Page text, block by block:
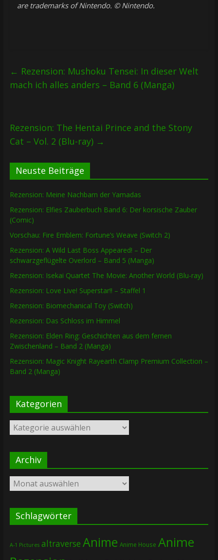
are trademarks of Nintendo. © Nintendo.
← Rezension: Mushoku Tensei: In dieser Welt
mach ich alles anders – Band 6 (Manga)
Rezension: The Hentai Prince and the Stony
Cat – Vol. 2 (Blu-ray) →
Neuste Beiträge
Rezension: Meine Nachbarn der Yamadas
Rezension: Elfies Zauberbuch Band 6: Der korsische Zauber
(Comic)
Vorschau: Fire Emblem: Fortune’s Weave (Switch 2)
Rezension: A Wild Last Boss Appeared! – Der
schwarzgeflügelte Overlord – Band 5 (Manga)
Rezension: Isekai Quartet The Movie: Another World (Blu-ray)
Rezension: Love Live! Superstar!! – Staffel 1
Rezension: Biomechanical Toy (Switch)
Rezension: Das Schloss im Himmel
Rezension: Elden Ring: Geschichten aus dem fernen
Zwischenland – Band 2 (Manga)
Rezension: Magic Knight Rayearth Clamp Premium Collection –
Band 2 (Manga)
Kategorien
Kategorien
Archiv
Archiv
Schlagwörter
A-1 Pictures altraverse Anime Anime House Anime